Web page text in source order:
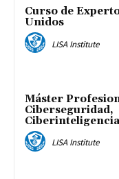
Curso de
Unidos
LISA Institute
Máster
Ciberseguridad,
LISA Institute